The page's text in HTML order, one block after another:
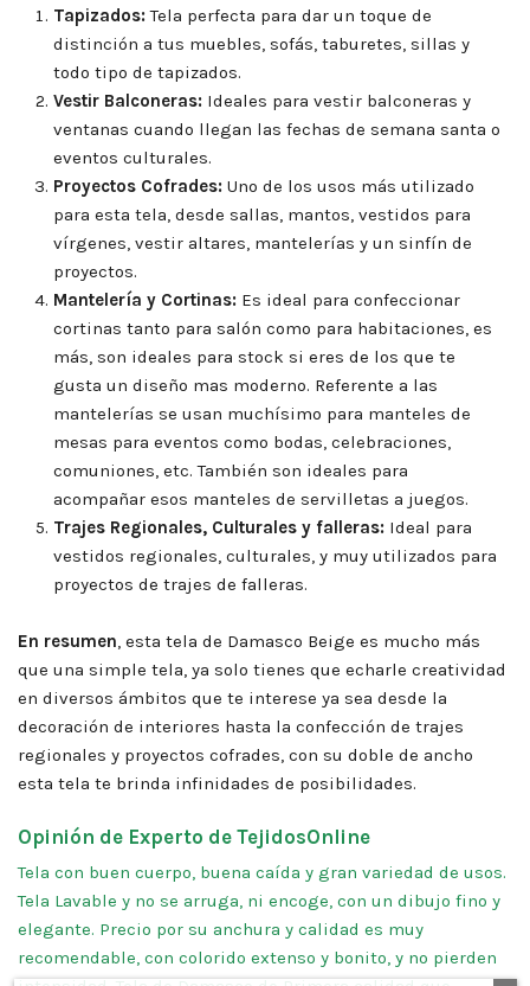
Tapizados:Tela perfecta para dar un toque de
distinción a tus muebles, sofás, taburetes, sillas y
todo tipo de tapizados.
Vestir Balconeras: Ideales para vestir balconeras y
ventanas cuando llegan las fechas de semana santa o
eventos culturales.
Proyectos Cofrades: Uno de los usos más utilizado
para esta tela, desde sallas, mantos, vestidos para
vírgenes, vestir altares, mantelerías y un sinfín de
proyectos.
Mantelería y Cortinas: Es ideal para confeccionar
cortinas tanto para salón como para habitaciones, es
más, son ideales para stock si eres de los que te
gusta un diseño mas moderno. Referente a las
mantelerías se usan muchísimo para manteles de
mesas para eventos como bodas, celebraciones,
comuniones, etc. También son ideales para
acompañar esos manteles de servilletas a juegos.
Trajes Regionales, Culturales y falleras: Ideal para
vestidos regionales, culturales, y muy utilizados para
proyectos de trajes de falleras.
En resumen, esta tela de Damasco Beige es mucho más
que una simple tela, ya solo tienes que echarle creatividad
en diversos ámbitos que te interese ya sea desde la
decoración de interiores hasta la confección de trajes
regionales y proyectos cofrades, con su doble de ancho
esta tela te brinda infinidades de posibilidades.
Opinión de Experto de TejidosOnline
Tela con buen cuerpo, buena caída y gran variedad de usos.
Tela Lavable y no se arruga, ni encoge, con un dibujo fino y
elegante. Precio por su anchura y calidad es muy
recomendable, con colorido extenso y bonito, y no pierden